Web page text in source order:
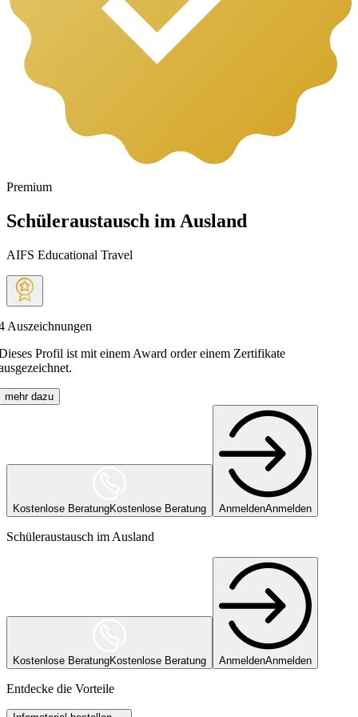
Premium
Schüleraustausch im Ausland
AIFS Educational Travel
Auszeichnungen
Profil ist mit einem Award order einem Zertifikate
mehr dazu
Kostenlose BeratungKostenlose Beratung AnmeldenAnmelden
Schüleraustausch im Ausland
Kostenlose BeratungKostenlose Beratung AnmeldenAnmelden
Entdecke die Vorteile